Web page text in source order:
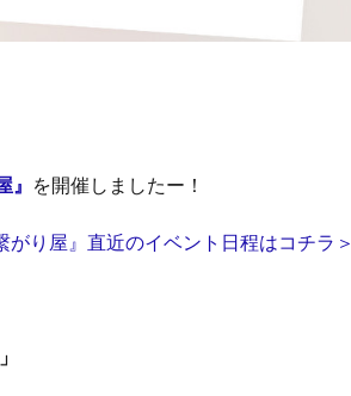
を開催しましたー！
がり屋』直近のイベント日程はコチラ＞